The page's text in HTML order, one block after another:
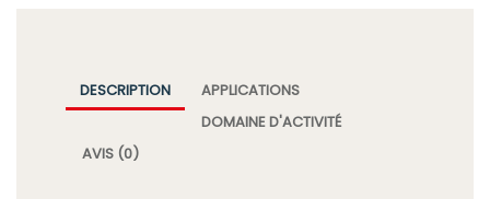
DESCRIPTION
APPLICATIONS
DOMAINE D'ACTIVITÉ
AVIS (0)